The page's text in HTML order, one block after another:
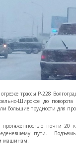
трассы Р-228
Широкое до поворота
большие трудности для
протяженностью почти
пути.
машинам.